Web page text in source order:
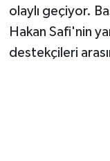
olaylı geçiyor.
Hakan Safi'nin
destekçileri